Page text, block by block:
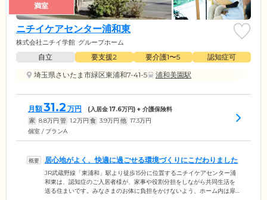
満室
ニチイケアセンター浦和東
株式会社ニチイ学館 グループホーム
自立 要支援2 要介護1〜5
認知症可
埼玉県さいたま市緑区東浦和7-41-5
浦和美園駅
月額31.2 万円 (入居金17.6万円) + 介護保険料
家 8.8万円 管 1.2万円 食 3.9万円 他 17.3万円
個室 / プランA
居心地がよく、快適に過ごせる環境づくりにこだわりました
JR武蔵野線「東浦和」駅より徒歩15分に位置するニチイケアセンター浦
和東は、認知症のご入居者様が、家事や役割分担をしながら共同生活を
送る住まいです。みなさまのお体に負担をかけないよう、ホーム内は扉